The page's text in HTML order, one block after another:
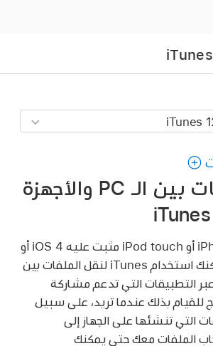
نقل الملفات بين الـ PC والأجهزة
إذا كان لديك iPhone أو iPod touch مثبت عليه iOS 4 أو
أحدث أو iPad، يمكنك استخدام iTunes لنقل الملفات بين
عبر التطبيقات التي تدعم مشاركة
للقيام بذلك عندما تريد، على سبيل
التي تنشئها على الجهاز إلى
الملفات معك حتى يمكنك